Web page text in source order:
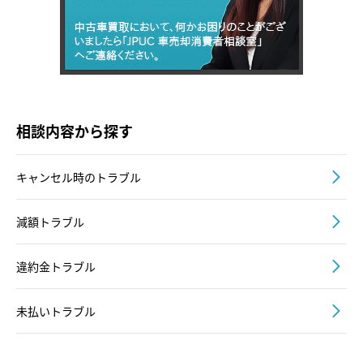
相談内容から探す
キャンセル時のトラブル
減額トラブル
違約金トラブル
未払いトラブル